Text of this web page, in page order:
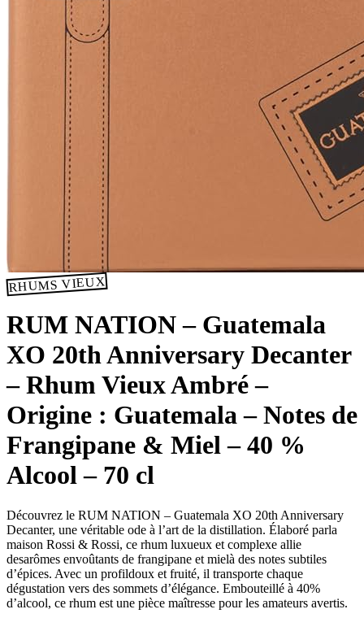
RHUMS VIEUX
RUM NATION – Guatemala
XO 20th Anniversary Decanter
– Rhum Vieux Ambré –
Origine : Guatemala – Notes de
Frangipane & Miel – 40 %
Alcool – 70 cl
Découvrez le RUM NATION – Guatemala XO 20th Anniversary
Decanter, une véritable ode à l’art de la distillation. Élaboré parla
maison Rossi & Rossi, ce rhum luxueux et complexe allie
desarômes envoûtants de frangipane et mielà des notes subtiles
d’épices. Avec un profildoux et fruité, il transporte chaque
dégustation vers des sommets d’élégance. Embouteillé à 40%
d’alcool, ce rhum est une pièce maîtresse pour les amateurs avertis.